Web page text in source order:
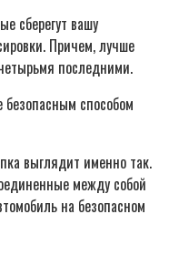
сберегут вашу
Причем, лучше
последними.
выглядит именно так.
между собой
на безопасном